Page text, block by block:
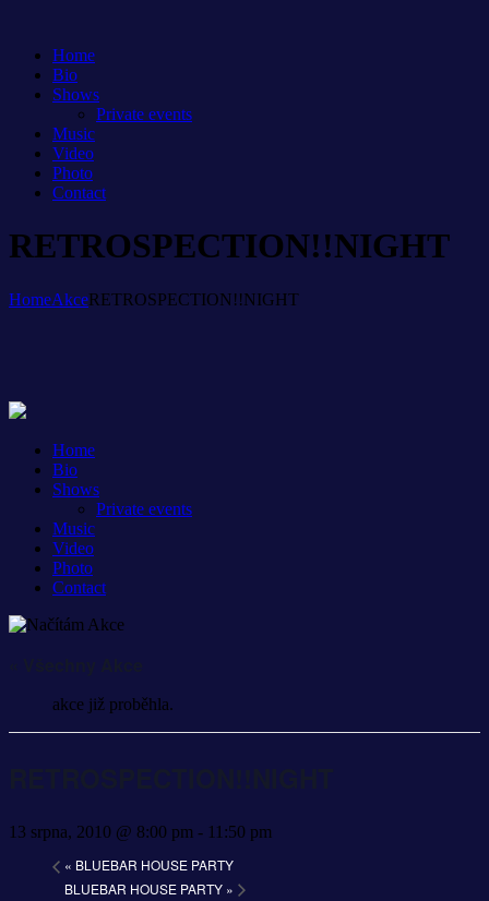
Home
Bio
Shows
Private events
Music
Video
Photo
Contact
RETROSPECTION!!NIGHT
HomeAkceRETROSPECTION!!NIGHT
Home
Bio
Shows
Private events
Music
Video
Photo
Contact
akce již proběhla.
13 srpna, 2010 @ 8:00 pm - 11:50 pm
« BLUEBAR HOUSE PARTY
BLUEBAR HOUSE PARTY »